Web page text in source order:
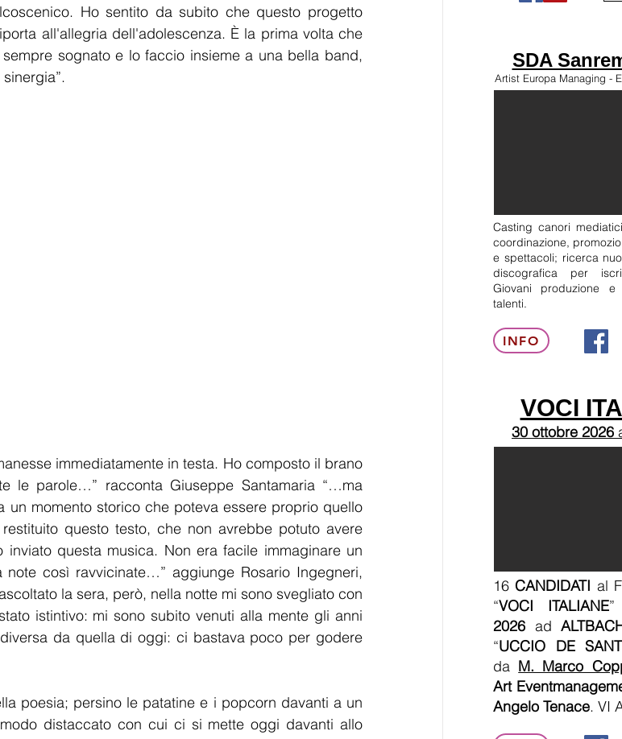
Ho sentito da subito che questo progetto
all'allegria dell'adolescenza. È la prima volta che
sognato e lo faccio insieme a una bella band,
immediatamente in testa. Ho composto il brano
le parole…” racconta Giuseppe Santamaria “…ma
momento storico che poteva essere proprio quello
questo testo, che non avrebbe potuto avere
inviato questa musica. Non era facile immaginare un
così ravvicinate…” aggiunge Rosario Ingegneri,
la sera, però, nella notte mi sono svegliato con
istintivo: mi sono subito venuti alla mente gli anni
da quella di oggi: ci bastava poco per godere
poesia; persino le patatine e i popcorn davanti a un
distaccato con cui ci si mette oggi davanti allo
SDA
Artist Europa Managing -
Casting canori
coordinazione,
e spettacoli; ricerca
discografica per
Giovani produzione e
talenti.
INFO
VOCI
30 ottobre 2026
16CANDIDATI al
“VOCI ITALIANE
2026 ad
“UCCIO DE
da M. Marco
Art
Angelo Tenace. VI